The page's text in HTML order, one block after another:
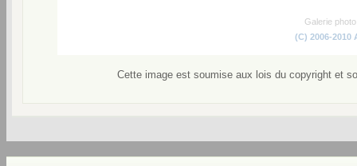
Galerie
(C) 2006-2010
Cette image est soumise aux lois du copyright et